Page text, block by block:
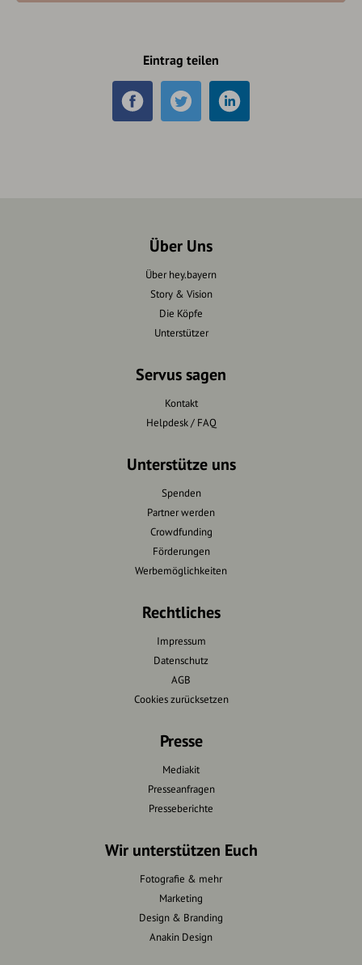
Eintrag teilen
Über Uns
Über hey.bayern
Story & Vision
Die Köpfe
Unterstützer
Servus sagen
Kontakt
Helpdesk / FAQ
Unterstütze uns
Spenden
Partner werden
Crowdfunding
Förderungen
Werbemöglichkeiten
Rechtliches
Impressum
Datenschutz
AGB
Cookies zurücksetzen
Presse
Mediakit
Presseanfragen
Presseberichte
Wir unterstützen Euch
Fotografie & mehr
Marketing
Design & Branding
Anakin Design